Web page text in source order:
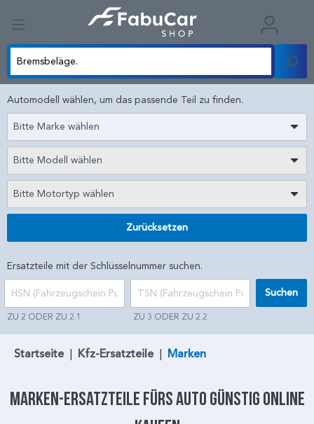
Automodell wählen, um das passende Teil zu finden.
Bitte Marke wählen
Bitte Modell wählen
Bitte Motortyp wählen
Zurücksetzen
Ersatzteile mit der Schlüsselnummer suchen.
ZU 2 ODER ZU 2.1 ZU 3 ODER ZU 2.2
Suchen
Startseite | Kfz-Ersatzteile | Marken
Marken-Ersatzteile fürs Auto günstig online